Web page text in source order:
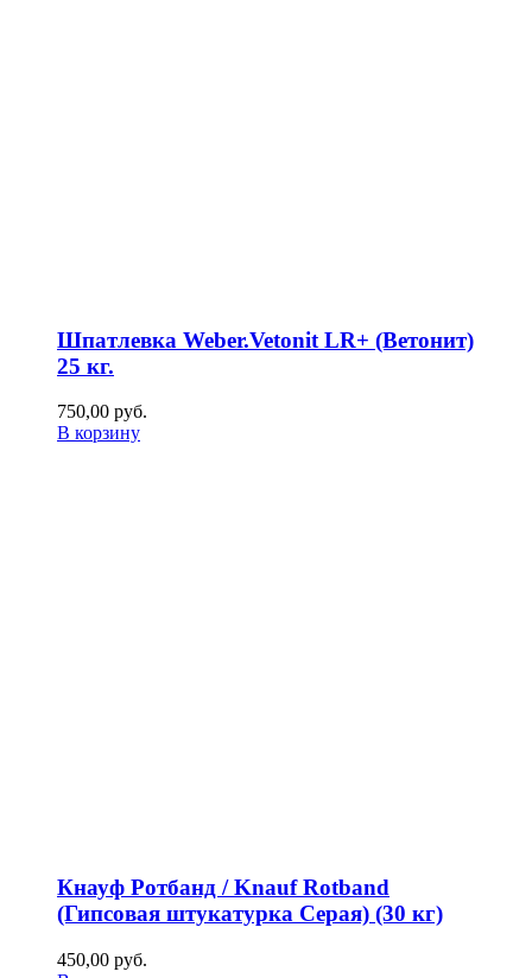
Шпатлевка Weber.Vetonit LR+ (Ветонит)
25 кг.
750,00 руб.
В корзину
Кнауф Ротбанд / Knauf Rotband
(Гипсовая штукатурка Серая) (30 кг)
450,00 руб.